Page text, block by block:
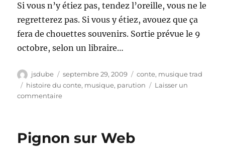
Si vous n’y étiez pas, tendez l’oreille, vous ne le
regretterez pas. Si vous y étiez, avouez que ça
fera de chouettes souvenirs. Sortie prévue le 9
octobre, selon un libraire…
Auteur
jsdube
Publié
le
septembre 29, 2009 Catégories
conte, musique trad
Étiquettes
histoire du conte, musique, parution
Laisser un
commentairesur
Pignon sur Web